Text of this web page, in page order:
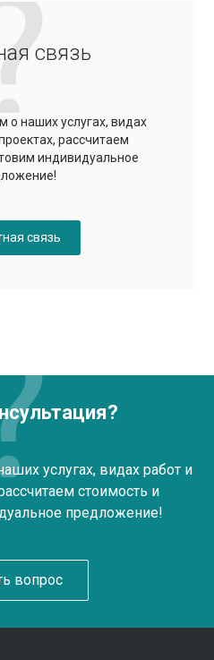
связь
о наших услугах, видах
рассчитаем
индивидуальное
связь
услугах, видах работ и
стоимость и
предложение!
вопрос